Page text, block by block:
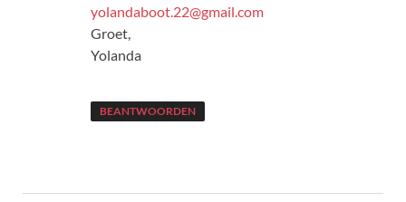
yolandaboot.22@gmail.com
Groet,
Yolanda
BEANTWOORDEN